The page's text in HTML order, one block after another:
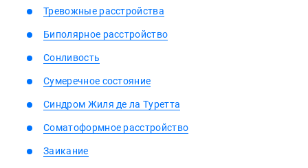
Тревожные расстройства
Биполярное расстройство
Сонливость
Сумеречное состояние
Синдром Жиля де ла Туретта
Соматоформное расстройство
Заикание